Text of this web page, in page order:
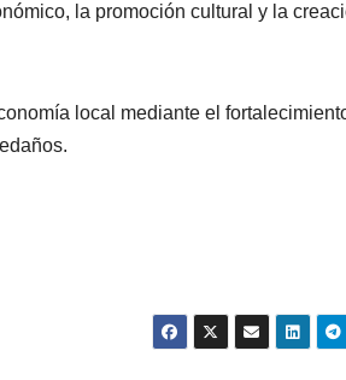
la promoción cultural y la
local mediante el